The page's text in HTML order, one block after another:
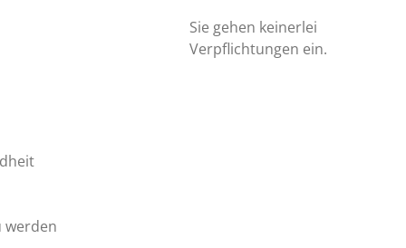
werden
Sie gehen keinerlei
Verpflichtungen ein.